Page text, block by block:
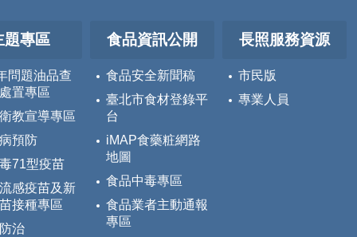
題專區
問題油品查
置專區
教宣導專區
預防
71型疫苗
感疫苗及新
接種專區
治
食品資訊公開
食品安全新聞稿
臺北市食材登錄平
台
iMAP食藥粧網路
地圖
食品中毒專區
食品業者主動通報
專區
長照服務資源
市民版
專業人員